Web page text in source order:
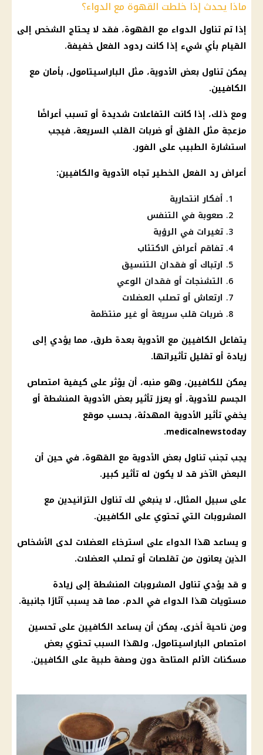
ماذا يحدث إذا خلطت القهوة مع الدواء؟
إذا تم تناول الدواء مع القهوة، فقد لا يحتاج الشخص إلى
القيام بأي شيء إذا كانت ردود الفعل خفيفة.
يمكن تناول بعض الأدوية، مثل الباراسيتامول، بأمان مع
الكافيين.
ومع ذلك، إذا كانت التفاعلات شديدة أو تسبب أعراضًا
مزعجة مثل القلق أو ضربات القلب السريعة، فيجب
استشارة الطبيب على الفور.
أعراض رد الفعل الخطير تجاه الأدوية والكافيين:
أفكار انتحارية
صعوبة في التنفس
تغيرات في الرؤية
تفاقم أعراض الاكتئاب
ارتباك أو فقدان التنسيق
التشنجات أو فقدان الوعي
ارتعاش أو تصلب العضلات
ضربات قلب سريعة أو غير منتظمة
يتفاعل الكافيين مع الأدوية بعدة طرق، مما يؤدي إلى
زيادة أو تقليل تأثيراتها.
يمكن للكافيين، وهو منبه، أن يؤثر على كيفية امتصاص
الجسم للأدوية، أو يعزز تأثير بعض الأدوية المنشطة أو
يخفي تأثير الأدوية المهدئة، بحسب موقع
medicalnewstoday.
يجب تجنب تناول بعض الأدوية مع القهوة، في حين أن
البعض الآخر قد لا يكون له تأثير كبير.
على سبيل المثال، لا ينبغي لك تناول التزانيدين مع
المشروبات التي تحتوي على الكافيين.
و يساعد هذا الدواء على استرخاء العضلات لدى الأشخاص
الذين يعانون من تقلصات أو تصلب العضلات.
و قد يؤدي تناول المشروبات المنشطة إلى زيادة
مستويات هذا الدواء في الدم، مما قد يسبب آثارًا جانبية.
ومن ناحية أخرى، يمكن أن يساعد الكافيين على تحسين
امتصاص الباراسيتامول، ولهذا السبب تحتوي بعض
مسكنات الألم المتاحة دون وصفة طبية على الكافيين.